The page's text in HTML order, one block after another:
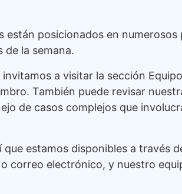
posicionados en
de la semana.
a visitar la sección
También puede revisar
de casos complejos que
estamos disponibles a través
correo electrónico, y nuestro